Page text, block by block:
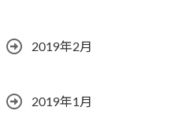
2019年2月
2019年1月